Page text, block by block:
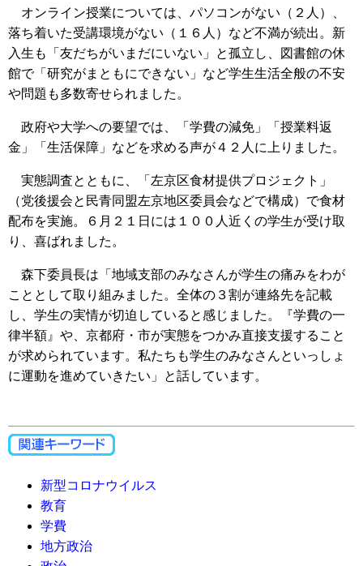
オンライン授業については、パソコンがない（２人）、
落ち着いた受講環境がない（１６人）など不満が続出。新
入生も「友だちがいまだにいない」と孤立し、図書館の休
館で「研究がまともにできない」など学生生活全般の不安
や問題も多数寄せられました。
政府や大学への要望では、「学費の減免」「授業料返
金」「生活保障」などを求める声が４２人に上りました。
実態調査とともに、「左京区食材提供プロジェクト」
（党後援会と民青同盟左京地区委員会などで構成）で食材
配布を実施。６月２１日には１００人近くの学生が受け取
り、喜ばれました。
森下委員長は「地域支部のみなさんが学生の痛みをわが
こととして取り組みました。全体の３割が連絡先を記載
し、学生の実情が切迫していると感じました。『学費の一
律半額』や、京都府・市が実態をつかみ直接支援すること
が求められています。私たちも学生のみなさんといっしょ
に運動を進めていきたい」と話しています。
新型コロナウイルス
教育
学費
地方政治